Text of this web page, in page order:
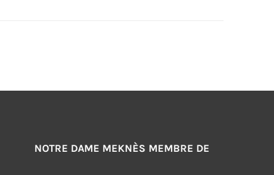
NOTRE DAME MEKNÈS MEMBRE DE